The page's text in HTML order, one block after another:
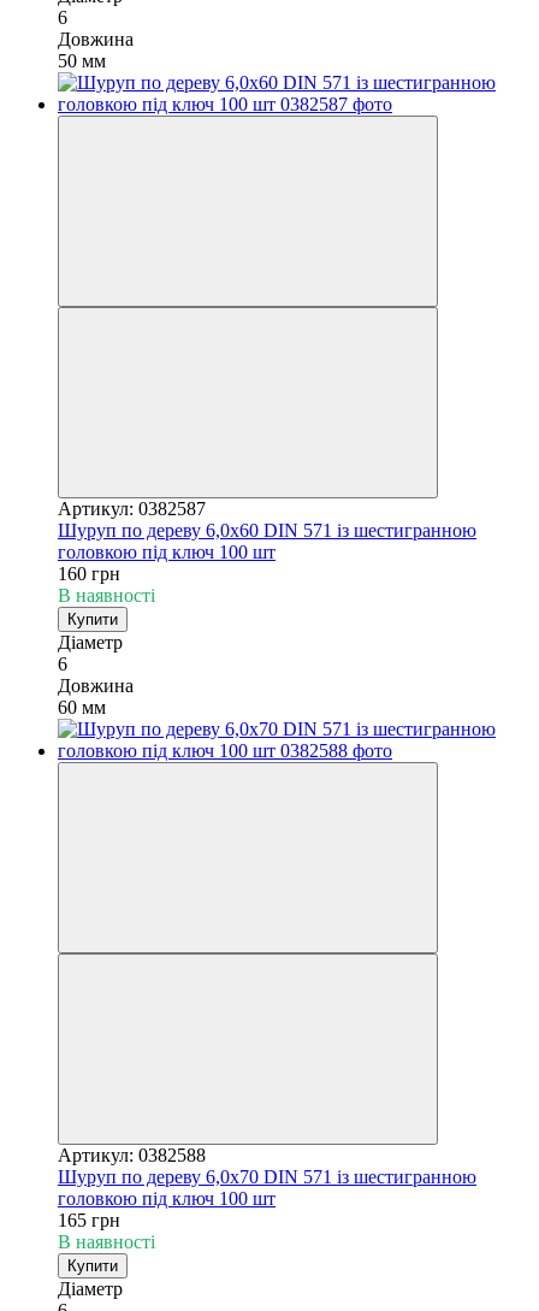
6
Довжина
50 мм
Артикул: 0382587
Шуруп по дереву 6,0х60 DIN 571 із шестигранною
головкою під ключ 100 шт
160 грн
В наявності
Купити
Діаметр
6
Довжина
60 мм
Артикул: 0382588
Шуруп по дереву 6,0х70 DIN 571 із шестигранною
головкою під ключ 100 шт
165 грн
В наявності
Купити
Діаметр